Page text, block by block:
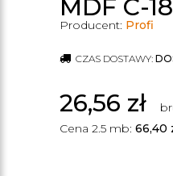
MDF C-18
Producent: Profi
CZAS DOSTAWY:
26,56 zł
Cena 2.5 mb: 66,40